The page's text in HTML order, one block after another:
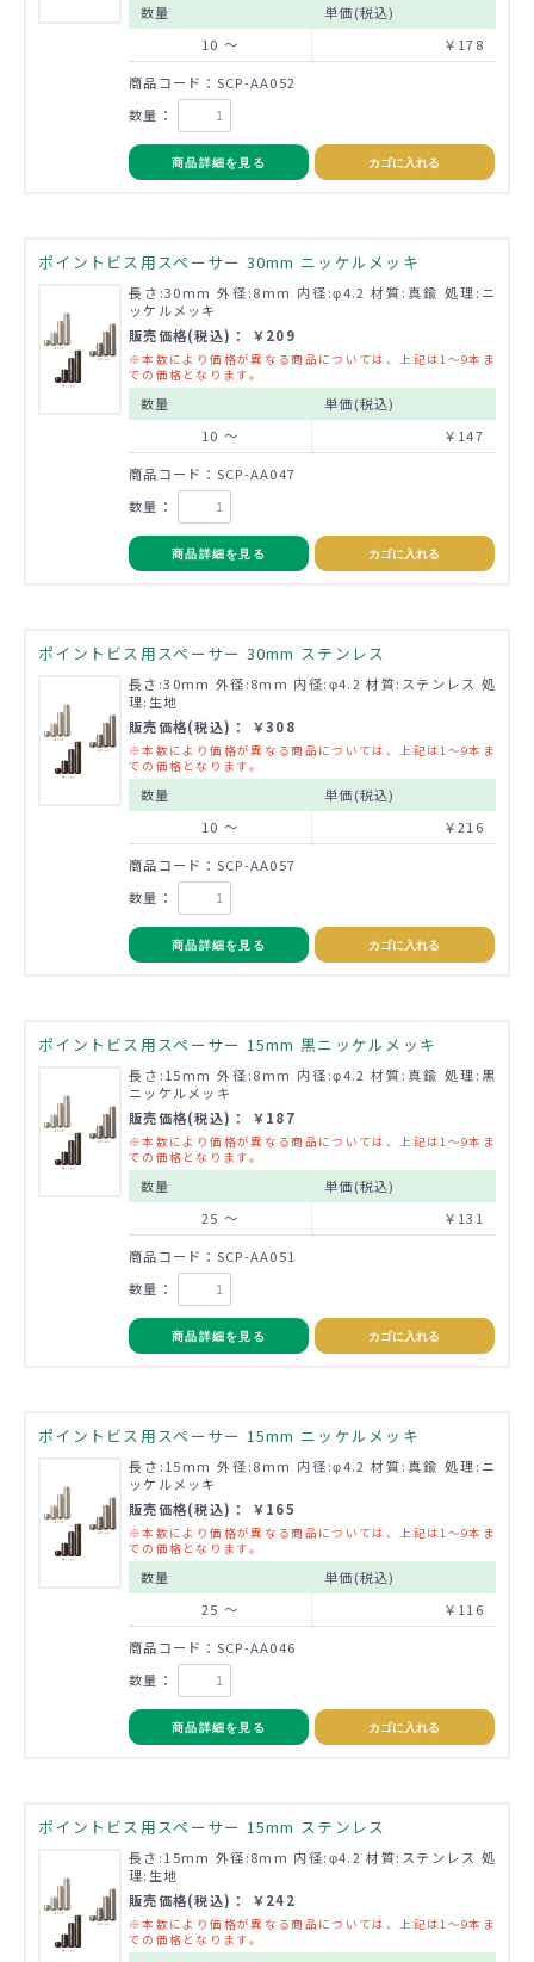
数量
単価(税込)
10 ～
￥178
商品コード：SCP-AA052
数量：
商品詳細を見る カゴに入れる
ポイントビス用スペーサー 30mm ニッケルメッキ
長さ:30mm 外径:8mm 内径:φ4.2 材質:真鍮 処理:ニ
ッケルメッキ
販売価格(税込)： ￥209
※本数により価格が異なる商品については、上記は1～9本ま
での価格となります。
数量
単価(税込)
10 ～
￥147
商品コード：SCP-AA047
数量：
商品詳細を見る カゴに入れる
ポイントビス用スペーサー 30mm ステンレス
長さ:30mm 外径:8mm 内径:φ4.2 材質:ステンレス 処
理:生地
販売価格(税込)： ￥308
※本数により価格が異なる商品については、上記は1～9本ま
での価格となります。
数量
単価(税込)
10 ～
￥216
商品コード：SCP-AA057
数量：
商品詳細を見る カゴに入れる
ポイントビス用スペーサー 15mm 黒ニッケルメッキ
長さ:15mm 外径:8mm 内径:φ4.2 材質:真鍮 処理:黒
ニッケルメッキ
販売価格(税込)： ￥187
※本数により価格が異なる商品については、上記は1～9本ま
での価格となります。
数量
単価(税込)
25 ～
￥131
商品コード：SCP-AA051
数量：
商品詳細を見る カゴに入れる
ポイントビス用スペーサー 15mm ニッケルメッキ
長さ:15mm 外径:8mm 内径:φ4.2 材質:真鍮 処理:ニ
ッケルメッキ
販売価格(税込)： ￥165
※本数により価格が異なる商品については、上記は1～9本ま
での価格となります。
数量
単価(税込)
25 ～
￥116
商品コード：SCP-AA046
数量：
商品詳細を見る カゴに入れる
ポイントビス用スペーサー 15mm ステンレス
長さ:15mm 外径:8mm 内径:φ4.2 材質:ステンレス 処
理:生地
販売価格(税込)： ￥242
※本数により価格が異なる商品については、上記は1～9本ま
での価格となります。